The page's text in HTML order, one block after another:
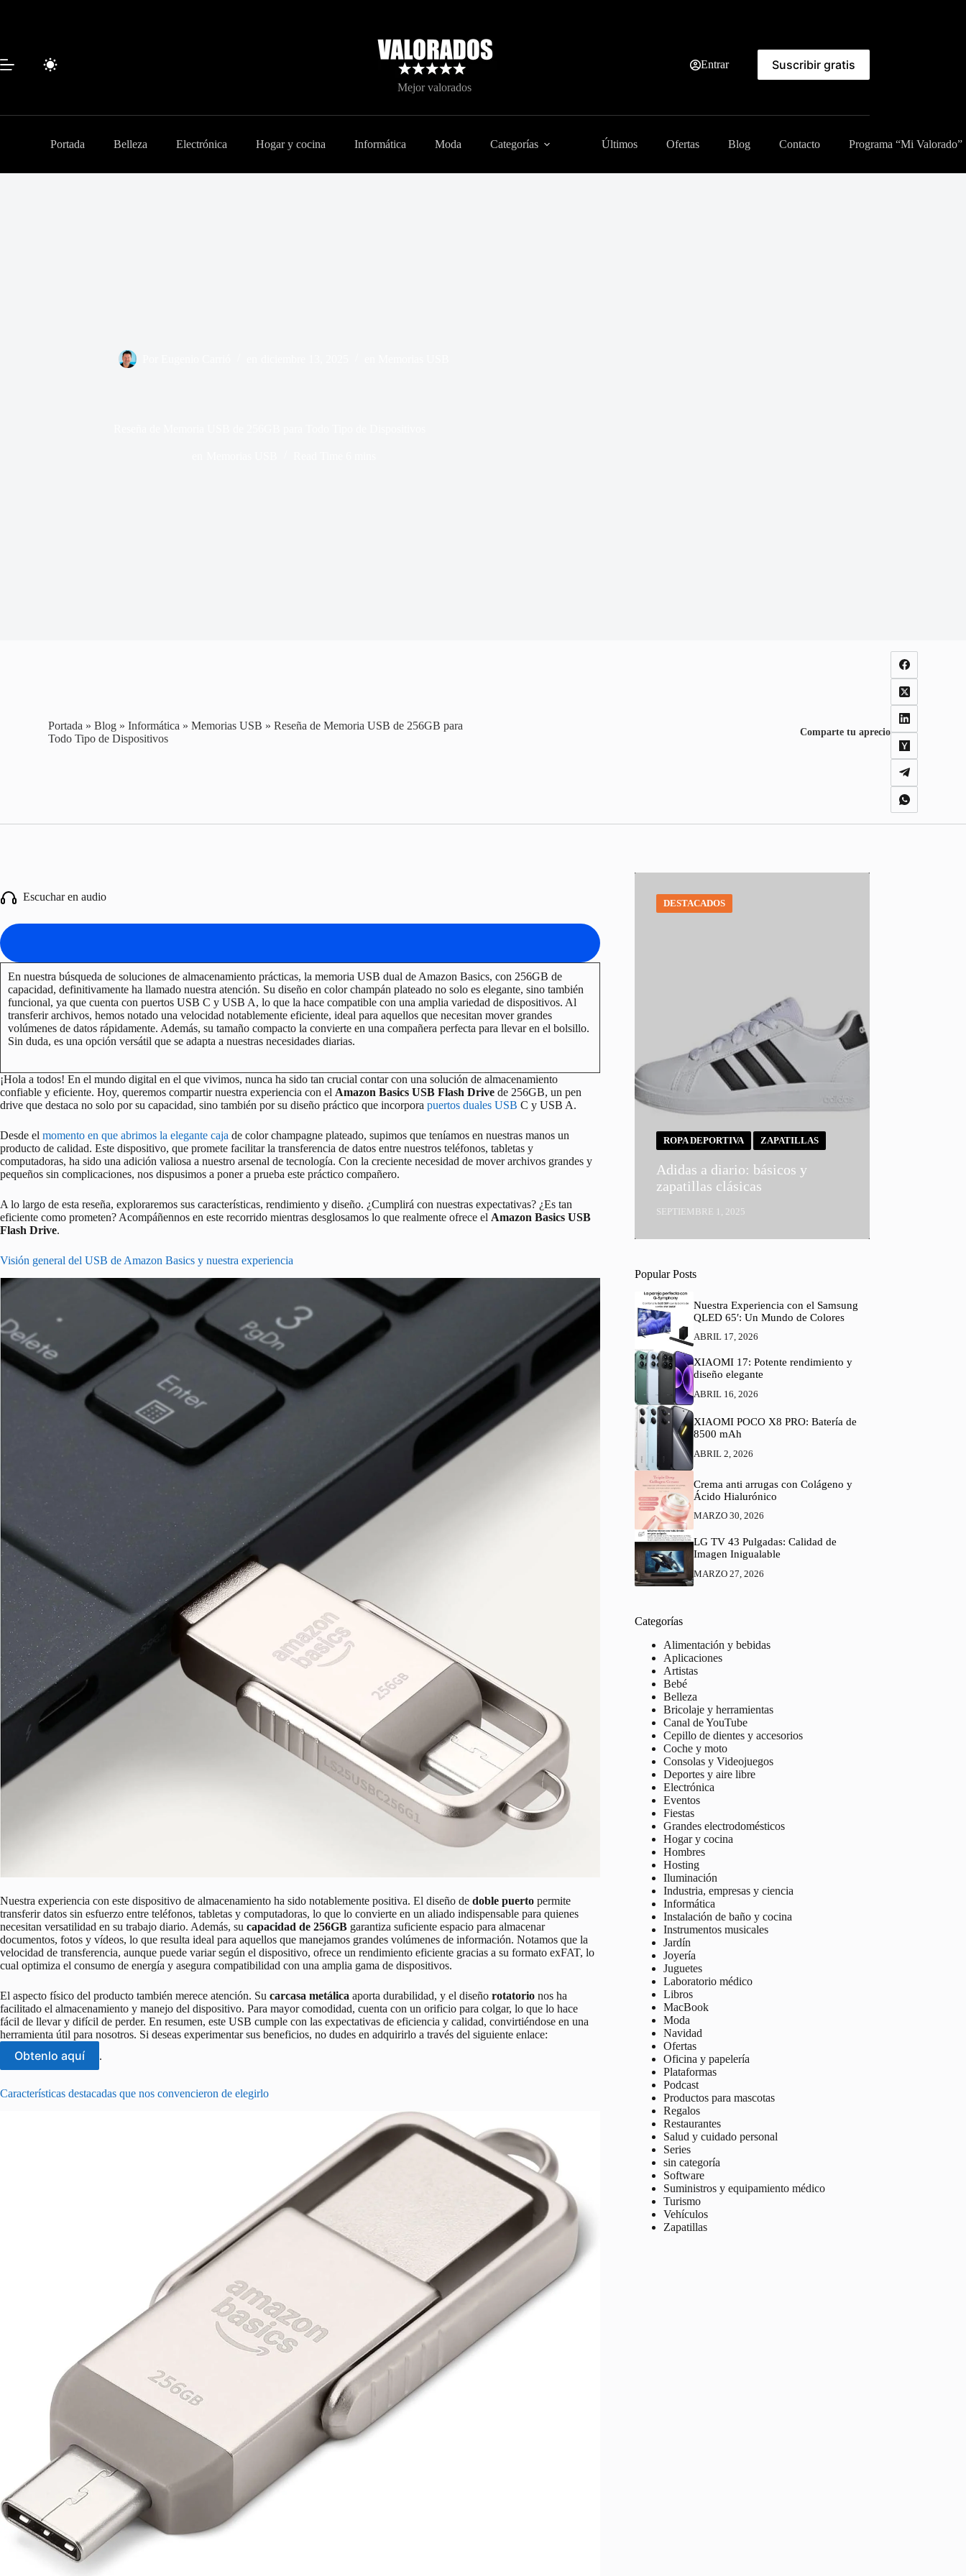
Mejor valorados
Entrar Suscribir gratis
Portada Belleza Electrónica Hogar y cocina Informática Moda Categorías Últimos Ofertas Blog Contacto Programa “Mi Valorado”
Portada »Blog »Informática »Memorias USB »Reseña de Memoria USB de 256GB para
Todo Tipo de Dispositivos
Comparte tu aprecio
Escuchar en audio
En nuestra búsqueda de soluciones de almacenamiento prácticas, la memoria USB dual de Amazon Basics, con 256GB de
capacidad, definitivamente ha llamado nuestra atención. Su diseño en color champán plateado no solo es elegante, sino también
funcional, ya que cuenta con puertos USB C y USB A, lo que la hace compatible con una amplia variedad de dispositivos. Al
transferir archivos, hemos notado una velocidad notablemente eficiente, ideal para aquellos que necesitan mover grandes
volúmenes de datos rápidamente. Además, su tamaño compacto la convierte en una compañera perfecta para llevar en el bolsillo.
Sin duda, es una opción versátil que se adapta a nuestras necesidades diarias.
¡Hola a todos! En el mundo digital en el que vivimos, nunca ha sido tan crucial contar con una solución de almacenamiento
confiable y eficiente. Hoy, queremos compartir nuestra experiencia con el Amazon Basics USB Flash Drive de 256GB, un pen
drive que destaca no solo por su capacidad, sino también por su diseño práctico que incorpora puertos duales USB C y USB A.
Desde el momento en que abrimos la elegante caja de color champagne plateado, supimos que teníamos en nuestras manos un
producto de calidad. Este dispositivo, que promete facilitar la transferencia de datos entre nuestros teléfonos, tabletas y
computadoras, ha sido una adición valiosa a nuestro arsenal de tecnología. Con la creciente necesidad de mover archivos grandes y
pequeños sin complicaciones, nos dispusimos a poner a prueba este práctico compañero.
A lo largo de esta reseña, exploraremos sus características, rendimiento y diseño. ¿Cumplirá con nuestras expectativas? ¿Es tan
eficiente como prometen? Acompáñennos en este recorrido mientras desglosamos lo que realmente ofrece el Amazon Basics USB
Flash Drive.
Visión general del USB de Amazon Basics y nuestra experiencia
Nuestra experiencia con este dispositivo de almacenamiento ha sido notablemente positiva. El diseño de doble puerto permite
transferir datos sin esfuerzo entre teléfonos, tabletas y computadoras, lo que lo convierte en un aliado indispensable para quienes
necesitan versatilidad en su trabajo diario. Además, su capacidad de 256GB garantiza suficiente espacio para almacenar
documentos, fotos y vídeos, lo que resulta ideal para aquellos que manejamos grandes volúmenes de información. Notamos que la
velocidad de transferencia, aunque puede variar según el dispositivo, ofrece un rendimiento eficiente gracias a su formato exFAT, lo
cual optimiza el consumo de energía y asegura compatibilidad con una amplia gama de dispositivos.
El aspecto físico del producto también merece atención. Su carcasa metálica aporta durabilidad, y el diseño rotatorio nos ha
facilitado el almacenamiento y manejo del dispositivo. Para mayor comodidad, cuenta con un orificio para colgar, lo que lo hace
fácil de llevar y difícil de perder. En resumen, este USB cumple con las expectativas de eficiencia y calidad, convirtiéndose en una
herramienta útil para nosotros. Si deseas experimentar sus beneficios, no dudes en adquirirlo a través del siguiente enlace:
Obtenlo aquí .
Características destacadas que nos convencieron de elegirlo
DESTACADOS
ROPA DEPORTIVA ZAPATILLAS
Adidas a diario: básicos y
zapatillas clásicas
SEPTIEMBRE 1, 2025
Popular Posts
Nuestra Experiencia con el Samsung
QLED 65′: Un Mundo de Colores
ABRIL 17, 2026
XIAOMI 17: Potente rendimiento y
diseño elegante
ABRIL 16, 2026
XIAOMI POCO X8 PRO: Batería de
8500 mAh
ABRIL 2, 2026
Crema anti arrugas con Colágeno y
Ácido Hialurónico
MARZO 30, 2026
LG TV 43 Pulgadas: Calidad de
Imagen Inigualable
MARZO 27, 2026
Categorías
Alimentación y bebidas
Aplicaciones
Artistas
Bebé
Belleza
Bricolaje y herramientas
Canal de YouTube
Cepillo de dientes y accesorios
Coche y moto
Consolas y Videojuegos
Deportes y aire libre
Electrónica
Eventos
Fiestas
Grandes electrodomésticos
Hogar y cocina
Hombres
Hosting
Iluminación
Industria, empresas y ciencia
Informática
Instalación de baño y cocina
Instrumentos musicales
Jardín
Joyería
Juguetes
Laboratorio médico
Libros
MacBook
Moda
Navidad
Ofertas
Oficina y papelería
Plataformas
Podcast
Productos para mascotas
Regalos
Restaurantes
Salud y cuidado personal
Series
sin categoría
Software
Suministros y equipamiento médico
Turismo
Vehículos
Zapatillas